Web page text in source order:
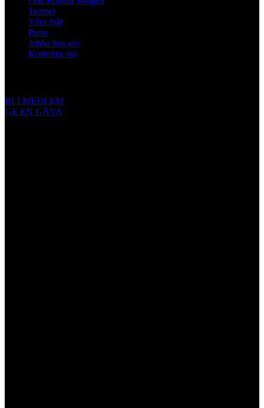
Teamet
Våra mål
Press
Jobba hos oss
Kontakta oss
BLI MEDLEM
GE EN GÅVA